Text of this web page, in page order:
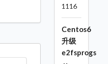
1116
Centos6
升级
e2fsprogs